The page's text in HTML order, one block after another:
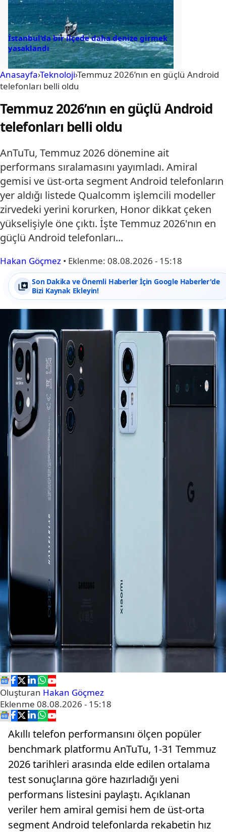
İstanbul’da bir ilçede daha denize girmek
yasaklandı
Anasayfa›Teknoloji›Temmuz 2026’nın en güçlü Android
telefonları belli oldu
Temmuz 2026’nın en güçlü Android
telefonları belli oldu
AnTuTu, Temmuz 2026 dönemine ait
performans sıralamasını yayımladı. Amiral
gemisi ve üst-orta segment Android telefonların
yer aldığı listede Qualcomm işlemcili modeller
zirvedeki yerini korurken, Honor dikkat çeken
yükselişiyle öne çıktı. İşte Temmuz 2026'nın en
güçlü Android telefonları...
Hakan Göçmez • Eklenme: 08.08.2026 - 15:18
Son Dakika ve Önemli Haberler İçin Google Haberler'de
Bizi Kaynak Ekleyin!
Oluşturan Hakan Göçmez
Eklenme 08.08.2026 - 15:18
Akıllı telefon performansını ölçen popüler
benchmark platformu AnTuTu, 1-31 Temmuz
2026 tarihleri arasında elde edilen ortalama
test sonuçlarına göre hazırladığı yeni
performans listesini paylaştı. Açıklanan
veriler hem amiral gemisi hem de üst-orta
segment Android telefonlarda rekabetin hız